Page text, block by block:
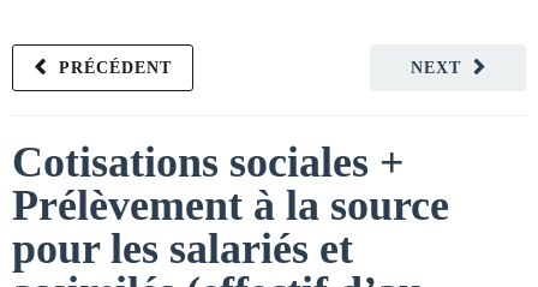
NEXT
PRÉCÉDENT
Cotisations sociales +
Prélèvement à la source
pour les salariés et